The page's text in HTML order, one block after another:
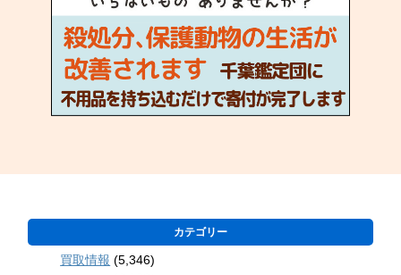
カテゴリー
買取情報 (5,346)